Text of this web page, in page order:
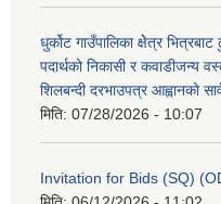
धुर्कोट गाउँपालिका क्षेेत्र
पदार्थको निकासी र कवाडीजन्य
शिलबन्दी दरभाउपत्र आह्वानको
मिति: 07/28/2026 - 10:07
Invitation for Bids (SQ)